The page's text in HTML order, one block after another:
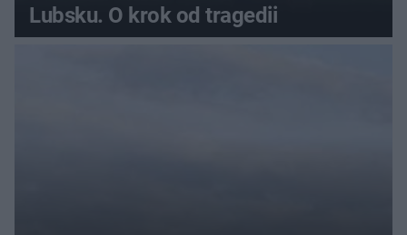
Lubsku. O krok od tragedii